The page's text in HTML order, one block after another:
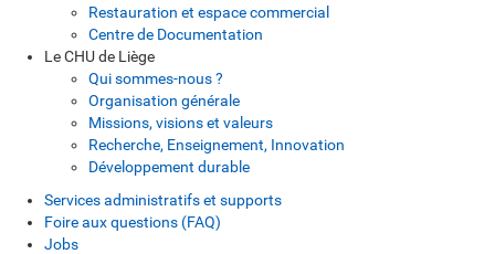
Restauration et espace commercial
Centre de Documentation
Le CHU de Liège
Qui sommes-nous ?
Organisation générale
Missions, visions et valeurs
Recherche, Enseignement, Innovation
Développement durable
Services administratifs et supports
Foire aux questions (FAQ)
Jobs